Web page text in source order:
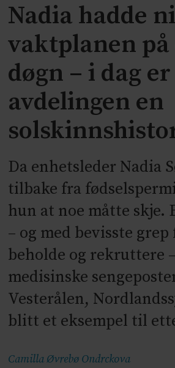
Nadia hadde
vaktplanen
døgn – i dag er
avdelingen en
Da enhetsleder Nadia
tilbake fra
hun at noe måtte skje.
– og med bevisste grep
beholde og rekruttere
medisinske
Vesterålen,
blitt et eksempel til
Camilla Øvrebø Ondrckova